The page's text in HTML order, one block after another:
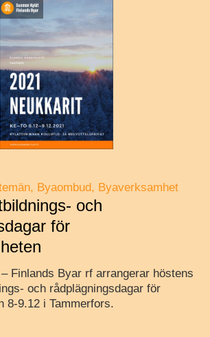
Byaombud Byaverksamhet
och
för
Finlands Byar rf arrangerar höstens
och rådplägningsdagar för
8-9.12 i Tammerfors.